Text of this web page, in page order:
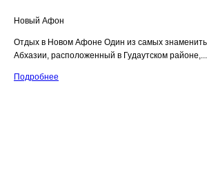
Новый Афон
Отдых в Новом Афоне Один из самых
Абхазии, расположенный в Гудаутском районе,...
Подробнее